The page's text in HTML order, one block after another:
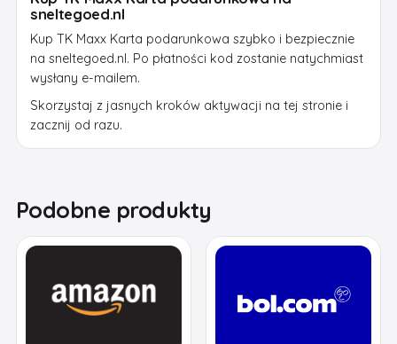
sneltegoed.nl
Kup TK Maxx Karta podarunkowa szybko i bezpiecznie
na sneltegoed.nl. Po płatności kod zostanie natychmiast
wysłany e-mailem.
Skorzystaj z jasnych kroków aktywacji na tej stronie i
zacznij od razu.
Podobne produkty